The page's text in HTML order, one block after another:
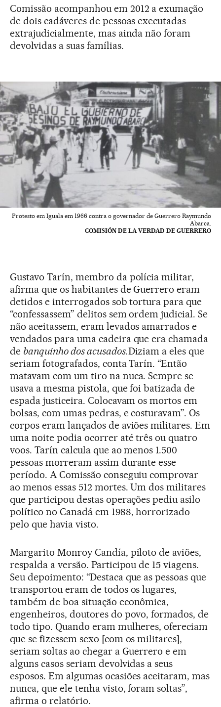
Comissão acompanhou em 2012 a exumação
de dois cadáveres de pessoas executadas
extrajudicialmente, mas ainda não foram
devolvidas a suas famílias.
Protesto em Iguala em 1966 contra o governador de Guerrero Raymundo
Abarca.
COMISIÓN DE LA VERDAD DE GUERRERO
Gustavo Tarín, membro da polícia militar,
afirma que os habitantes de Guerrero eram
detidos e interrogados sob tortura para que
“confessassem” delitos sem ordem judicial. Se
não aceitassem, eram levados amarrados e
vendados para uma cadeira que era chamada
de banquinho dos acusados.Diziam a eles que
seriam fotografados, conta Tarín. “Então
matavam com um tiro na nuca. Sempre se
usava a mesma pistola, que foi batizada de
espada justiceira. Colocavam os mortos em
bolsas, com umas pedras, e costuravam”. Os
corpos eram lançados de aviões militares. Em
uma noite podia ocorrer até três ou quatro
voos. Tarín calcula que ao menos 1.500
pessoas morreram assim durante esse
período. A Comissão conseguiu comprovar
ao menos essas 512 mortes. Um dos militares
que participou destas operações pediu asilo
político no Canadá em 1988, horrorizado
pelo que havia visto.
Margarito Monroy Candía, piloto de aviões,
respalda a versão. Participou de 15 viagens.
Seu depoimento: “Destaca que as pessoas que
transportou eram de todos os lugares,
também de boa situação econômica,
engenheiros, doutores do povo, formados, de
todo tipo. Quando eram mulheres, ofereciam
que se fizessem sexo [com os militares],
seriam soltas ao chegar a Guerrero e em
alguns casos seriam devolvidas a seus
esposos. Em algumas ocasiões aceitaram, mas
nunca, que ele tenha visto, foram soltas”,
afirma o relatório.